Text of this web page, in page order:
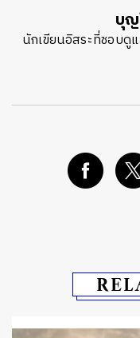
บุ
นักเขียนอิสระที่ชอบดู